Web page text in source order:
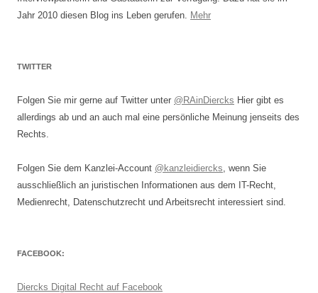
Jahr 2010 diesen Blog ins Leben gerufen. Mehr
TWITTER
Folgen Sie mir gerne auf Twitter unter @RAinDiercks Hier gibt es
allerdings ab und an auch mal eine persönliche Meinung jenseits des
Rechts.
Folgen Sie dem Kanzlei-Account @kanzleidiercks, wenn Sie
ausschließlich an juristischen Informationen aus dem IT-Recht,
Medienrecht, Datenschutzrecht und Arbeitsrecht interessiert sind.
FACEBOOK:
Diercks Digital Recht auf Facebook